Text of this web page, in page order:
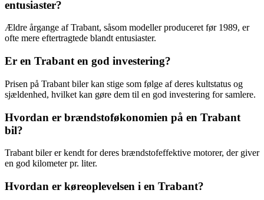
entusiaster?
Ældre årgange af Trabant, såsom modeller produceret før 1989, er
ofte mere eftertragtede blandt entusiaster.
Er en Trabant en god investering?
Prisen på Trabant biler kan stige som følge af deres kultstatus og
sjældenhed, hvilket kan gøre dem til en god investering for samlere.
Hvordan er brændstoføkonomien på en Trabant
bil?
Trabant biler er kendt for deres brændstofeffektive motorer, der giver
en god kilometer pr. liter.
Hvordan er køreoplevelsen i en Trabant?